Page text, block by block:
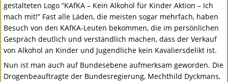
gestalteten Logo “KAfKA – Kein Alkohol für Kinder Aktion – Ich
mach mit!” Fast alle Läden, die meisten sogar mehrfach, haben
Besuch von den KAfKA-Leuten bekommen, die im persönlichen
Gespräch deutlich und verständlich machen, dass der Verkauf
von Alkohol an Kinder und Jugendliche kein Kavaliersdelikt ist.
Nun ist man auch auf Bundesebene aufmerksam geworden. Die
Drogenbeauftragte der Bundesregierung, Mechthild Dyckmans,